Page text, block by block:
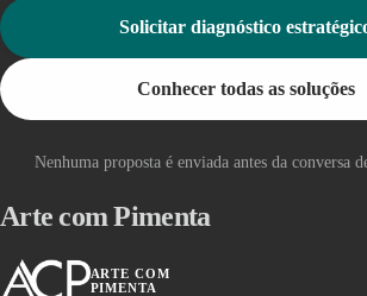
Solicitar diagnóstico
Conhecer todas as soluções
Nenhuma proposta é enviada antes da conversa
Arte com Pimenta
ARTE COM
PIMENTA